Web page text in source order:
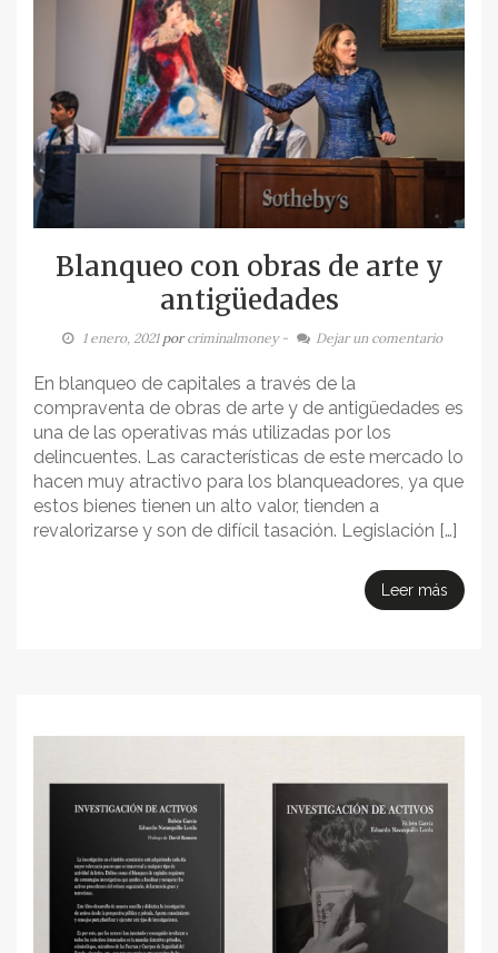
Blanqueo con obras de arte y
antigüedades
1 enero, 2021porcriminalmoney - Dejar un comentario
En blanqueo de capitales a través de la
compraventa de obras de arte y de antigüedades es
una de las operativas más utilizadas por los
delincuentes. Las características de este mercado lo
hacen muy atractivo para los blanqueadores, ya que
estos bienes tienen un alto valor, tienden a
revalorizarse y son de difícil tasación. Legislación […]
Leer más